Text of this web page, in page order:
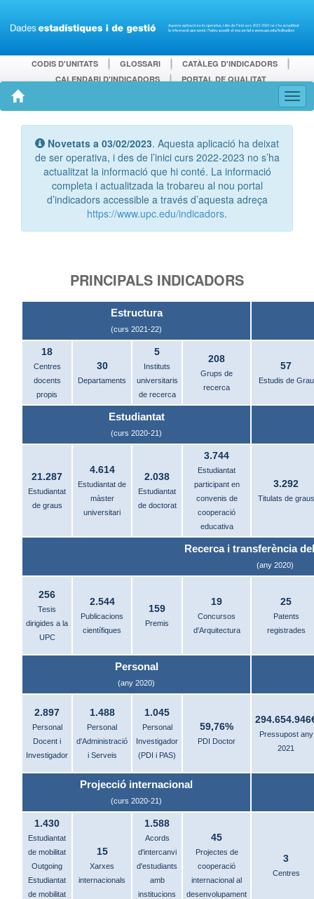
CODIS D'UNITATS GLOSSARI
CATÀLEG D'INDICADORS
CALENDARI D'INDICADORS
PORTAL DE QUALITAT
Novetats a 03/02/2023. Aquesta aplicació ha deixat
de ser operativa, i des de l’inici curs 2022-2023 no s’ha
actualitzat la informació que hi conté. La informació
completa i actualitzada la trobareu al nou portal
d’indicadors accessible a través d’aquesta adreça
https://www.upc.edu/indicadors.
PRINCIPALS INDICADORS
Estructura
(curs 2021-22)
18
Centres
docents
propis
30
Departaments
5
Instituts
universitaris
de recerca
208
Grups de
recerca
57
Estudis de Grau
Estudiantat
(curs 2020-21)
21.287
Estudiantat
de graus
4.614
Estudiantat de
màster
universitari
2.038
Estudiantat
de doctorat
3.744
Estudiantat
participant en
convenis de
cooperació
educativa
3.292
Titulats de graus
Recerca i transferència
(any 2020)
256
Tesis
dirigides a la
UPC
2.544
Publicacions
científiques
159
Premis
19
Concursos
d'Arquitectura
25
Patents
registrades
Personal
(any 2020)
2.897
Personal
Docent i
Investigador
1.488
Personal
d'Administració
i Serveis
1.045
Personal
Investigador
(PDI i PAS)
59,76%
PDI Doctor
Pressupost any
2021
Projecció internacional
(curs 2020-21)
1.430
Estudiantat
de mobilitat
Outgoing
Estudiantat
de mobilitat
15
Xarxes
internacionals
1.588
Acords
d'intercanvi
d'estudiants
amb
institucions
45
Projectes de
cooperació
internacional al
desenvolupament
3
Centres